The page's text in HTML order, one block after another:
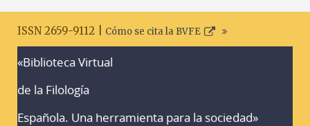
ISSN 2659-9112 | Cómo se cita la BVFE
«Biblioteca Virtual
de la Filología
Española. Una herramienta para la sociedad»